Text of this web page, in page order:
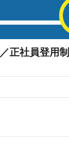
正社員登用